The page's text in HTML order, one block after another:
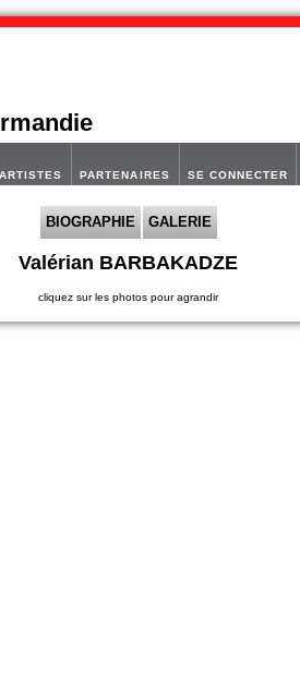
ARTISTES PARTENAIRES SE CONNECTER
BIOGRAPHIE GALERIE
Valérian BARBAKADZE
cliquez sur les photos pour agrandir